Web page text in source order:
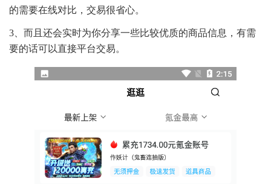
的需要在线对比，交易很省心。
3、而且还会实时为你分享一些比较优质的商品信息，有需
要的话可以直接平台交易。